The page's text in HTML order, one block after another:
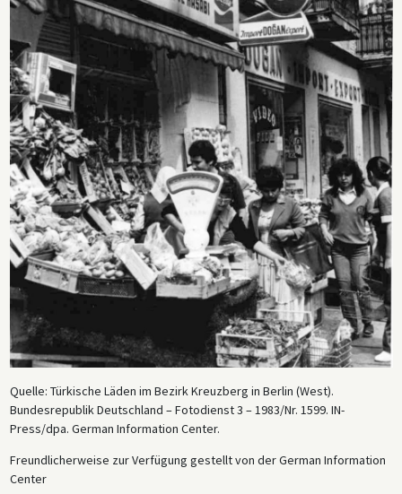
Quelle: Türkische Läden im Bezirk Kreuzberg in Berlin (West).
Bundesrepublik Deutschland – Fotodienst 3 – 1983/Nr. 1599. IN-
Press/dpa. German Information Center.
Freundlicherweise zur Verfügung gestellt von der German Information
Center